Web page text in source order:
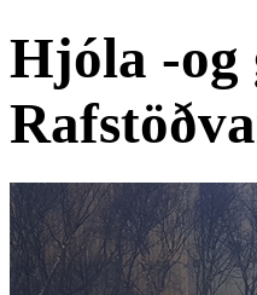
Hjóla -og